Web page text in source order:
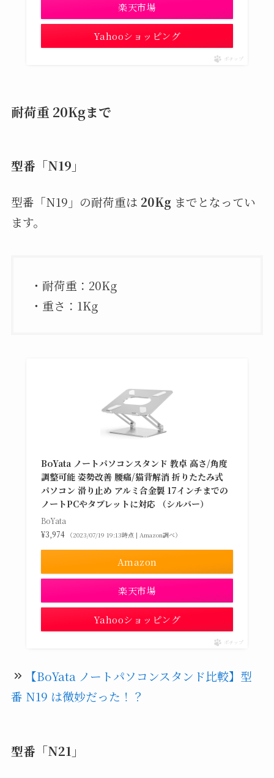
楽天市場
Yahooショッピング
ポチップ
耐荷重 20Kgまで
型番「N19」
型番「N19」の耐荷重は 20Kg までとなってい
ます。
・耐荷重：20Kg
・重さ：1Kg
BoYata ノートパソコンスタンド 教卓 高さ/角度
調整可能 姿勢改善 腰痛/猫背解消 折りたたみ式
パソコン 滑り止め アルミ合金製 17インチまでの
ノートPCやタブレットに対応 （シルバー）
BoYata
¥3,974 （2023/07/19 19:13時点 | Amazon調べ）
Amazon
楽天市場
Yahooショッピング
ポチップ
【BoYata ノートパソコンスタンド比較】型
番 N19 は微妙だった！？
型番「N21」